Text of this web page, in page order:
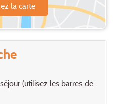
la carte
(utilisez les barres de